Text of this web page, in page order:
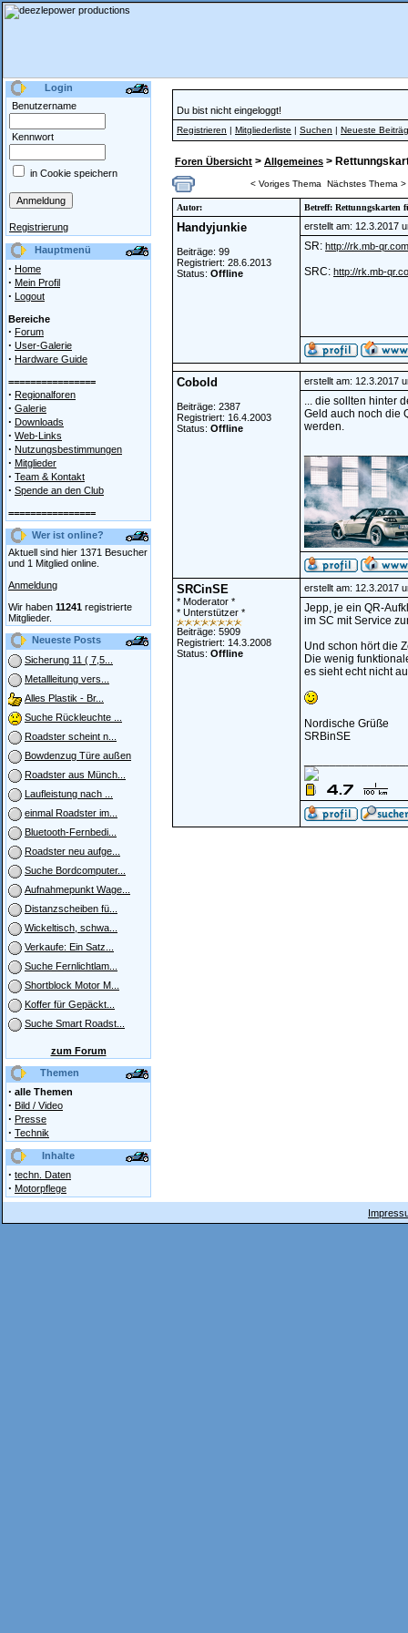
Login
Benutzername
Kennwort
in Cookie speichern
Registrierung
Hauptmenü
· Home
· Mein Profil
· Logout
Bereiche
· Forum
· User-Galerie
· Hardware Guide
================
· Regionalforen
· Galerie
· Downloads
· Web-Links
· Nutzungsbestimmungen
· Mitglieder
· Team & Kontakt
· Spende an den Club
================
Wer ist online?
Aktuell sind hier 1371 Besucher
und 1 Mitglied online.
Anmeldung
Wir haben 11241 registrierte
Mitglieder.
Neueste Posts
Sicherung 11 ( 7,5...
Metallleitung vers...
Alles Plastik - Br...
Suche Rückleuchte ...
Roadster scheint n...
Bowdenzug Türe außen
Roadster aus Münch...
Laufleistung nach ...
einmal Roadster im...
Bluetooth-Fernbedi...
Roadster neu aufge...
Suche Bordcomputer...
Aufnahmepunkt Wage...
Distanzscheiben fü...
Wickeltisch, schwa...
Verkaufe: Ein Satz...
Suche Fernlichtlam...
Shortblock Motor M...
Koffer für Gepäckt...
Suche Smart Roadst...
zum Forum
Themen
· alle Themen
· Bild / Video
· Presse
· Technik
Inhalte
· techn. Daten
· Motorpflege
Du bist nicht eingeloggt!
Registrieren | Mitgliederliste | Suchen | Neueste
Foren Übersicht > Allgemeines >
< Voriges Thema Nächstes Thema >
Autor: Betreff: Rettunngskarten
Handyjunkie
Beiträge: 99
Registriert: 28.6.2013
Status: Offline
erstellt am: 12.3.2017
SR: http://rk.mb-
SRC: http://rk.mb-
Cobold
Beiträge: 2387
Registriert: 16.4.2003
Status: Offline
erstellt am: 12.3.2017
... die sollten hinter
Geld auch noch die
werden.
SRCinSE
* Moderator *
* Unterstützer *
Beiträge: 5909
Registriert: 14.3.2008
Status: Offline
erstellt am: 12.3.2017
Jepp, je ein QR-
im SC mit Service
Und schon hört die
Die wenig
es sieht echt nicht
Nordische Grüße
SRBinSE